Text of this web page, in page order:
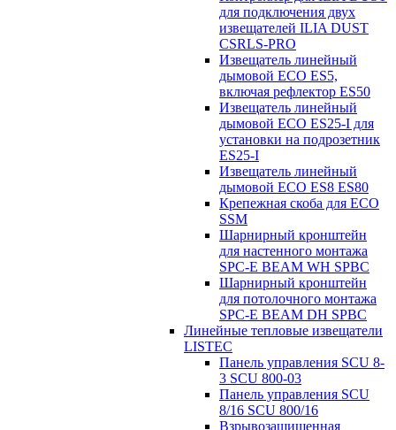
для подключения двух
извещателей ILIA DUST
CSRLS-PRO
Извещатель линейный
дымовой ECO ES5,
включая рефлектор ES50
Извещатель линейный
дымовой ECO ES25-I для
установки на подрозетник
ES25-I
Извещатель линейный
дымовой ECO ES8 ES80
Крепежная скоба для ECO
SSM
Шарнирный кронштейн
для настенного монтажа
SPC-E BEAM WH SPBC
Шарнирный кронштейн
для потолочного монтажа
SPC-E BEAM DH SPBC
Линейные тепловые извещатели
LISTEC
Панель управления SCU 8-
3 SCU 800-03
Панель управления SCU
8/16 SCU 800/16
Взрывозащищенная